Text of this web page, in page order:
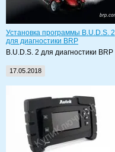
Установка программы B.U.D.S. 2
для диагностики BRP
B.U.D.S. 2 для диагностики BRP
17.05.2018